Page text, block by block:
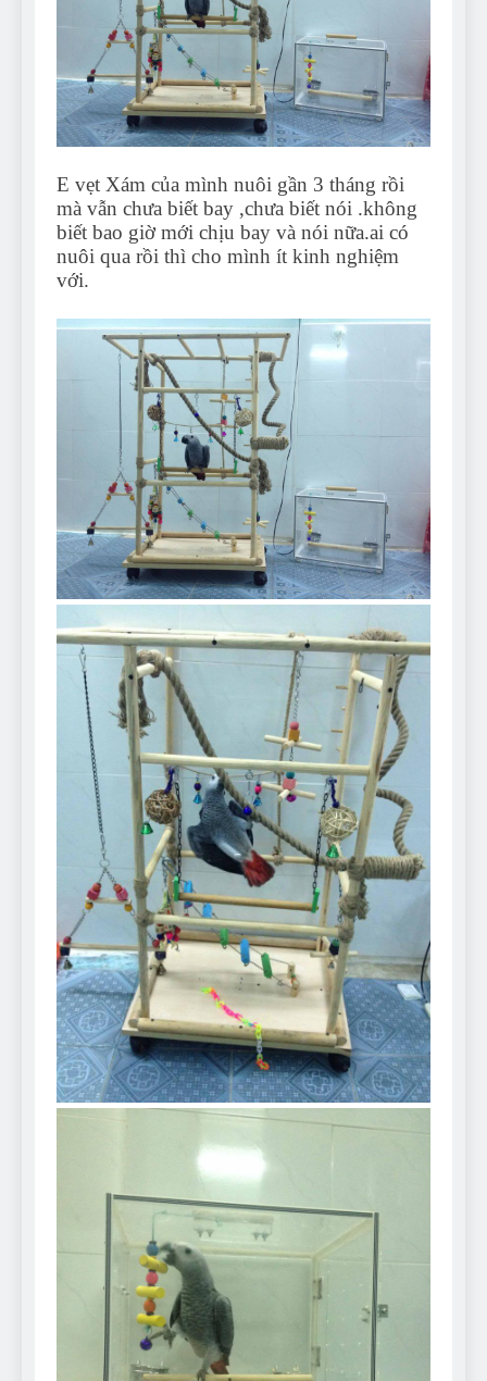
Can Bulldogs Play Fetch?
And How to Train Them!
7 Năm Ago
How Often Do I Need to
Groom My Bulldog
7 Năm Ago
E vẹt Xám của mình nuôi gần 3 tháng rồi
mà vẫn chưa biết bay ,chưa biết nói .không
biết bao giờ mới chịu bay và nói nữa.ai có
nuôi qua rồi thì cho mình ít kinh nghiệm
với.